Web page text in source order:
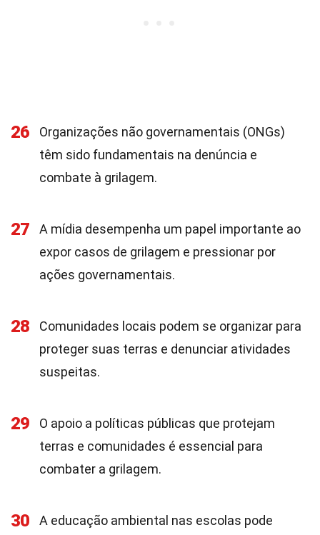
26
Organizações não governamentais (ONGs)
têm sido fundamentais na denúncia e
combate à grilagem.
27
A mídia desempenha um papel importante ao
expor casos de grilagem e pressionar por
ações governamentais.
28
Comunidades locais podem se organizar para
proteger suas terras e denunciar atividades
suspeitas.
29
O apoio a políticas públicas que protejam
terras e comunidades é essencial para
combater a grilagem.
30
A educação ambiental nas escolas pode